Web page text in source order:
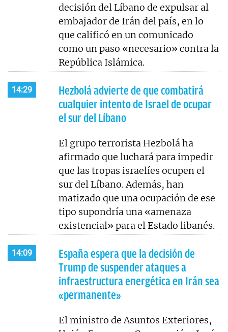
decisión del Líbano de expulsar al
embajador de Irán del país, en lo
que calificó en un comunicado
como un paso «necesario» contra la
República Islámica.
14:29
Hezbolá advierte de que combatirá
cualquier intento de Israel de ocupar
el sur del Líbano
El grupo terrorista Hezbolá ha
afirmado que luchará para impedir
que las tropas israelíes ocupen el
sur del Líbano. Además, han
matizado que una ocupación de ese
tipo supondría una «amenaza
existencial» para el Estado libanés.
14:09
España espera que la decisión de
Trump de suspender ataques a
infraestructura energética en Irán sea
«permanente»
El ministro de Asuntos Exteriores,